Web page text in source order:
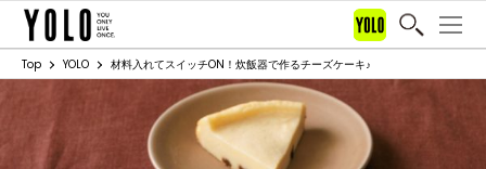
Top YOLO 材料入れてスイッチON！炊飯器で作るチーズケーキ♪